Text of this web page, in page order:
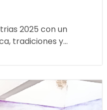
2025 con un
tradiciones y...